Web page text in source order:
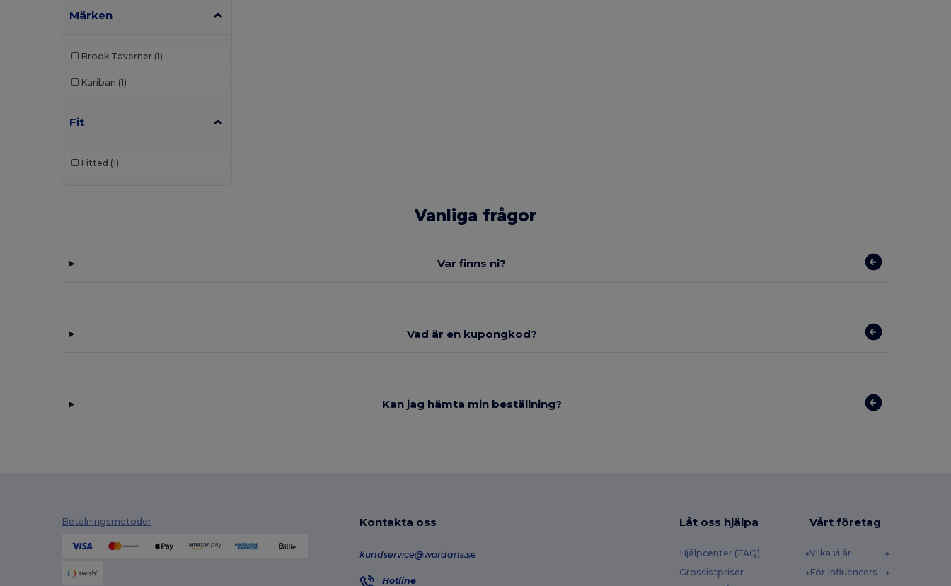
Märken
Brook Taverner (1)
Kariban (1)
Fit
Fitted (1)
Vanliga frågor
Var finns ni?
Vad är en kupongkod?
Kan jag hämta min beställning?
Betalningsmetoder Kontakta oss
kundservice@wordans.se
Hotline
Låt oss hjälpa
Hjälpcenter (FAQ)
Grossistpriser
Vårt företag
Vilka vi är
För Influencers